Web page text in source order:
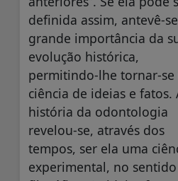
definida assim, antevê-
grande importância da
evolução histórica,
permitindo-lhe tornar-se
ciência de ideias e fatos.
história da odontologia
revelou-se, através dos
tempos, ser ela uma
experimental, no sentido